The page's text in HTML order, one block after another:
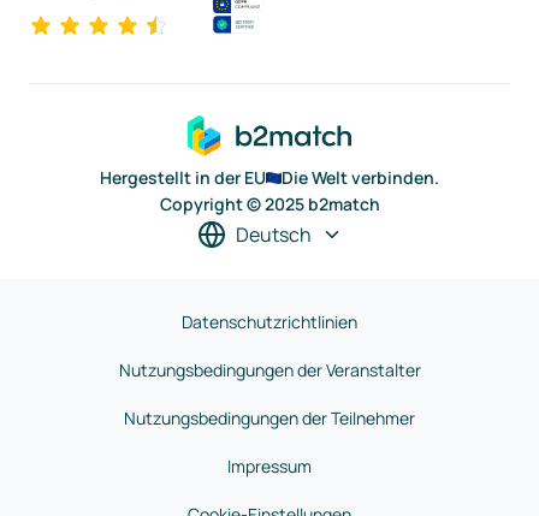
Hergestellt in der EU
Die Welt verbinden.
Copyright © 2025 b2match
Deutsch
Datenschutzrichtlinien
Nutzungsbedingungen der Veranstalter
Nutzungsbedingungen der Teilnehmer
Impressum